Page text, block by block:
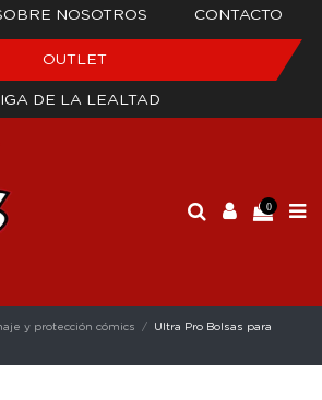
NOSOTROS CONTACTO
OUTLET
DE LA LEALTAD
0
y protección cómics
Ultra Pro Bolsas para